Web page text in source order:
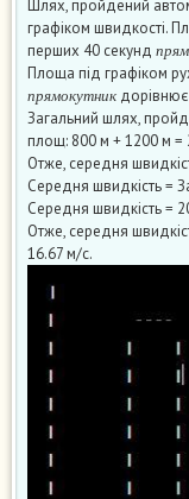
Шлях, пройдений
графіком швидкості.
перших 40 секунд
пря
Площа під графіком
прямо кут ник
Загальний шлях,
площ: 800 м + 1200 м =
Отже, середня
Середня швидкість =
Середня швидкість =
Отже, середня
16.67 м/с.